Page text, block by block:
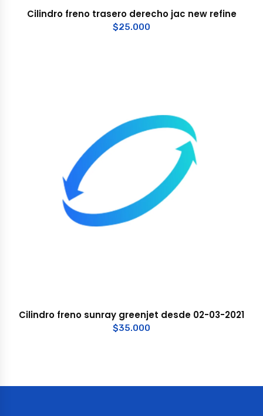
Cilindro freno trasero derecho jac new refine
$25.000
Cilindro freno sunray greenjet desde 02-03-2021
$35.000